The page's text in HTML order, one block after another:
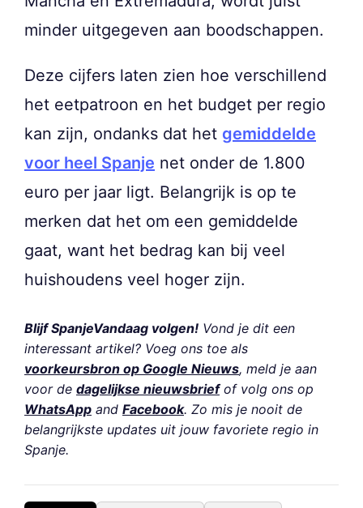
minder uitgegeven aan boodschappen.
Deze cijfers laten zien hoe verschillend
het eetpatroon en het budget per regio
kan zijn, ondanks dat het gemiddelde
voor heel Spanje net onder de 1.800
euro per jaar ligt. Belangrijk is op te
merken dat het om een gemiddelde
gaat, want het bedrag kan bij veel
huishoudens veel hoger zijn.
Blijf SpanjeVandaag volgen! Vond je dit een
interessant artikel? Voeg ons toe als
voorkeursbron op Google Nieuws, meld je aan
voor de dagelijkse nieuwsbriefof volg ons op
WhatsApp and Facebook. Zo mis je nooit de
belangrijkste updates uit jouw favoriete regio in
Spanje.